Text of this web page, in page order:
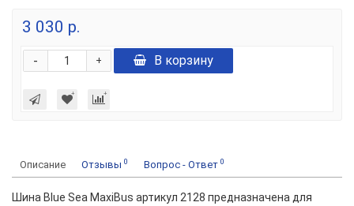
3 030 р.
+
- В корзину
Описание Отзывы 0 Вопрос - Ответ 0
Шина Blue Sea MaxiBus артикул 2128 предназначена для